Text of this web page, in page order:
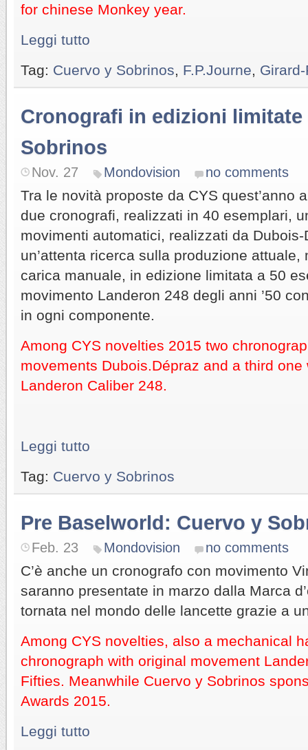
for chinese Monkey year.
Leggi tutto
Tag: Cuervo y Sobrinos F.P.Journe
Cronografi in edizioni limitate
Sobrinos
Nov. 27 Mondovision no comments
Tra le novità proposte da CYS quest’anno
due cronografi, realizzati in 40 esemplari,
movimenti automatici, realizzati da
un’attenta ricerca sulla produzione attuale,
carica manuale, in edizione limitata a 50
movimento Landeron 248 degli anni ’50
in ogni componente.
Among CYS novelties 2015 two
movements Dubois.Dépraz and a third
Landeron Caliber 248.
Leggi tutto
Tag: Cuervo y Sobrinos
Pre Baselworld: Cuervo y
Feb. 23 Mondovision no comments
C’è anche un cronografo con movimento
saranno presentate in marzo dalla Marca
tornata nel mondo delle lancette grazie a
Among CYS novelties, also a mechanical
chronograph with original movement
Fifties. Meanwhile Cuervo y Sobrinos
Awards 2015.
Leggi tutto